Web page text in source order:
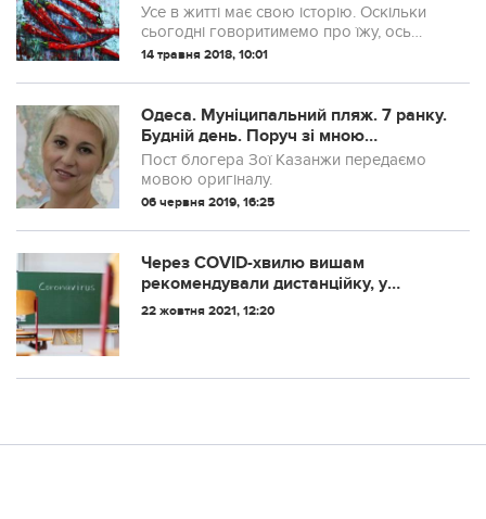
Усе в житті має свою історію. Оскільки
сьогодні говоритимемо про їжу, ось
топ-8 фактів про неї, які ви ще точно не
14 травня 2018, 10:01
Одеса. Муніципальний пляж. 7 ранку.
Будній день. Поруч зі мною
розстелила покривало жінка років
65.
Пост блогера Зої Казанжи передаємо
мовою оригіналу.
06 червня 2019, 16:25
Через COVID-хвилю вишам
рекомендували дистанційку, у
школах - усе по ситуації
22 жовтня 2021, 12:20